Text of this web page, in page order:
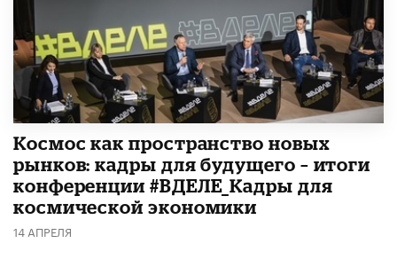
Космос как пространство новых
рынков: кадры для будущего – итоги
конференции #ВДЕЛЕ_Кадры для
космической экономики
14 АПРЕЛЯ